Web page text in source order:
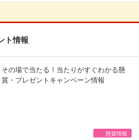
ト情報
その場で当たる！当たりがすぐわかる懸
賞・プレゼントキャンペーン情報
懸賞情報